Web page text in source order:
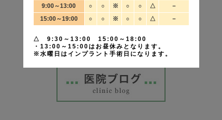
9:00～13:00
○ ○ ※ ○ ○ △
－
15:00～19:00
○ ○ ※ ○ ○ △ －
△ 9:30～13:00 15:00～18:00
・13:00～15:00はお昼休みとなります。
※水曜日はインプラント手術日になります。